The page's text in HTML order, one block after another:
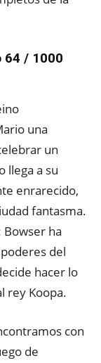
64 / 1000
una
un
llega a su
enrarecido,
fantasma.
ha
del
hacer lo
rey Koopa.
con
de